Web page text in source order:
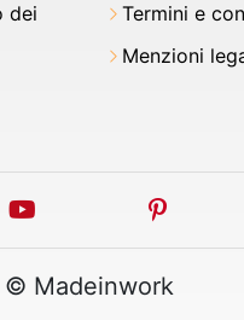
dei
Termini e
Menzioni
youtube
© Madeinwork